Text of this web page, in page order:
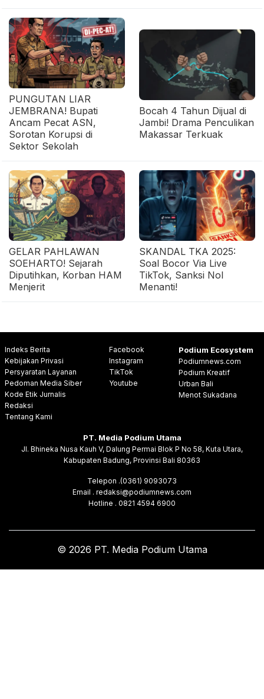
PUNGUTAN LIAR
JEMBRANA! Bupati
Ancam Pecat ASN,
Sorotan Korupsi di
Sektor Sekolah
Bocah 4 Tahun Dijual di
Jambi! Drama Penculikan
Makassar Terkuak
GELAR PAHLAWAN
SOEHARTO! Sejarah
Diputihkan, Korban HAM
Menjerit
SKANDAL TKA 2025:
Soal Bocor Via Live
TikTok, Sanksi Nol
Menanti!
Indeks Berita
Kebijakan Privasi
Persyaratan Layanan
Pedoman Media Siber
Kode Etik Jurnalis
Redaksi
Tentang Kami
Facebook
Instagram
TikTok
Youtube
Podium Ecosystem
Podiumnews.com
Podium Kreatif
Urban Bali
Menot Sukadana
PT. Media Podium Utama
Jl. Bhineka Nusa Kauh V, Dalung Permai Blok P No 58, Kuta Utara,
Kabupaten Badung, Provinsi Bali 80363
Telepon .(0361) 9093073
Email . redaksi@podiumnews.com
Hotline . 0821 4594 6900
© 2026 PT. Media Podium Utama